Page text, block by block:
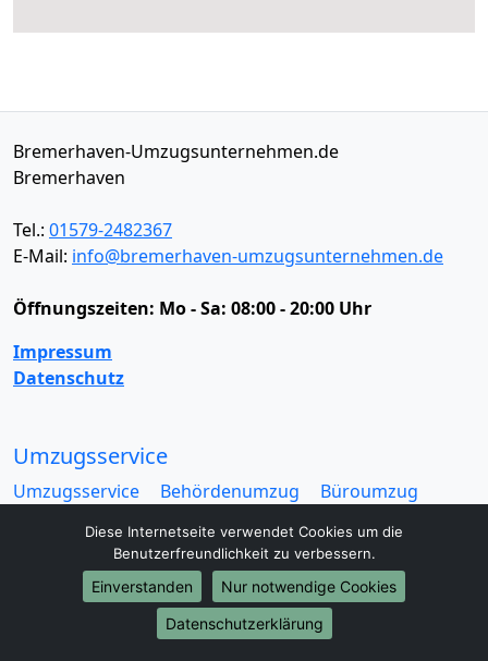
Bremerhaven-Umzugsunternehmen.de
Bremerhaven
Tel.: 01579-2482367
E-Mail: info@bremerhaven-umzugsunternehmen.de
Öffnungszeiten: Mo - Sa: 08:00 - 20:00 Uhr
Impressum
Datenschutz
Umzugsservice
Umzugsservice Behördenumzug
Büroumzug
Mini Umzug
Praxisumzug
Privatumzug
Seniorenumzug
Studentenumzug
Beiladung
Entrümpelung
Halteverbotszone
Klaviertransport
Haushaltsauflösung
Möbeltaxi
Diese Internetseite verwendet Cookies um die
Benutzerfreundlichkeit zu verbessern.
Einverstanden
Nur notwendige Cookies
Datenschutzerklärung